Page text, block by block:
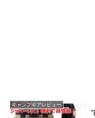
キャンプギアレビュー